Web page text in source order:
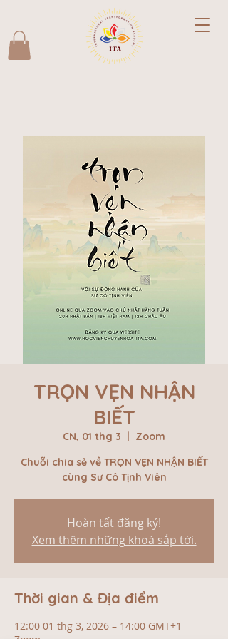
TRỌN VẸN NHẬN
BIẾT
CN, 01 thg 3
  |
Zoom
Chuỗi chia sẻ về TRỌN VẸN NHẬN BIẾT
cùng Sư Cô Tịnh Viên
Hoàn tất đăng ký!
Xem thêm những khoá sắp tới.
Thời gian & Địa điểm
12:00 01 thg 3, 2026 – 14:00 GMT+1